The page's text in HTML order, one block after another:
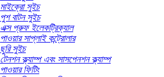
মাইক্রো সুইচ
পুশ বাটন সুইচ
এক্স প্রুফ ইলেকট্রিক্যাল
পাওয়ার সাপ্লাই কন্ট্রোলার
ছুরি সুইচ
টেনশন ক্ল্যাম্প এবং সাসপেনশন ক্ল্যাম্প
পাওয়ার ফিটিং